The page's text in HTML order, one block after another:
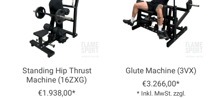
Standing Hip Thrust
Machine (16ZXG)
€1.938,00*
Glute Machine (3VX)
€3.266,00*
* Inkl. MwSt. zzgl.